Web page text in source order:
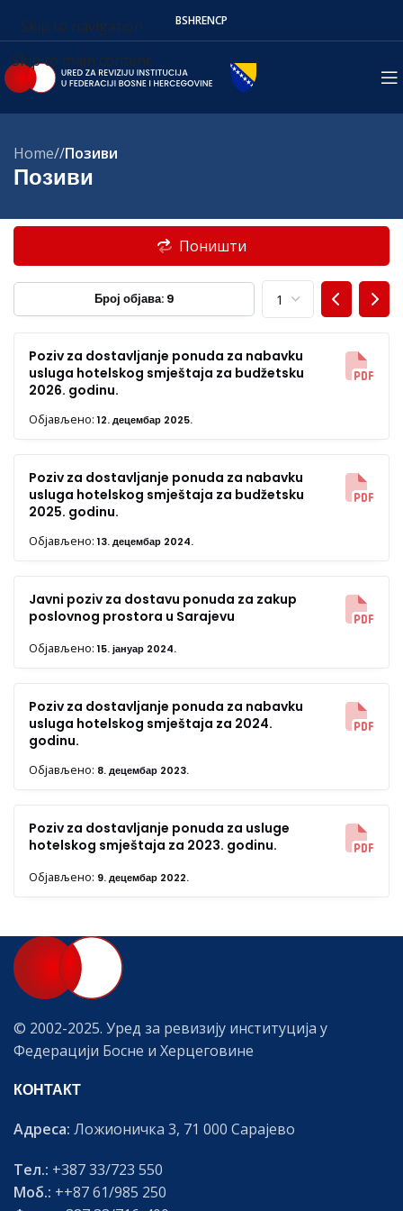
Skip to navigation
Skip to main content
BSHRENСР
Позиви
Home/ Позиви
Поништи
Број објава: 9
Poziv za dostavljanje ponuda za nabavku
usluga hotelskog smještaja za budžetsku
2026. godinu.
Објављено: 12. децембар 2025.
Poziv za dostavljanje ponuda za nabavku
usluga hotelskog smještaja za budžetsku
2025. godinu.
Објављено: 13. децембар 2024.
Javni poziv za dostavu ponuda za zakup
poslovnog prostora u Sarajevu
Објављено: 15. јануар 2024.
Poziv za dostavljanje ponuda za nabavku
usluga hotelskog smještaja za 2024.
godinu.
Објављено: 8. децембар 2023.
Poziv za dostavljanje ponuda za usluge
hotelskog smještaja za 2023. godinu.
Објављено: 9. децембар 2022.
© 2002-2025. Уред за ревизију институција у
Федерацији Босне и Херцеговине
КОНТАКТ
Адреса: Ложионичка 3, 71 000 Сарајево
Тел.: +387 33/723 550
Моб.: ++87 61/985 250